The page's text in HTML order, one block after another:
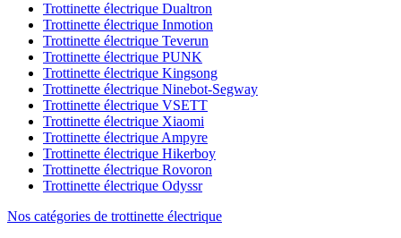
Trottinette électrique Dualtron
Trottinette électrique Inmotion
Trottinette électrique Teverun
Trottinette électrique PUNK
Trottinette électrique Kingsong
Trottinette électrique Ninebot-Segway
Trottinette électrique VSETT
Trottinette électrique Xiaomi
Trottinette électrique Ampyre
Trottinette électrique Hikerboy
Trottinette électrique Rovoron
Trottinette électrique Odyssr
Nos catégories de trottinette électrique